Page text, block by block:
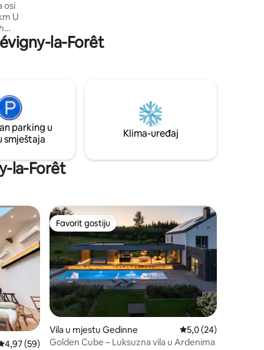
osi
U
boravili.”
la-Forêt
parking u
smještaja
Klima-uređaj
la-Forêt
ocjena: 4,97 od 5, recenzija: 59
4,97 (59)
Favorit gostiju
Favorit gostiju
Vila u mjestu Gedinne Prosječna ocjena:
5,0 (24)
Golden Cube – Luksuzna vila u Ardenima